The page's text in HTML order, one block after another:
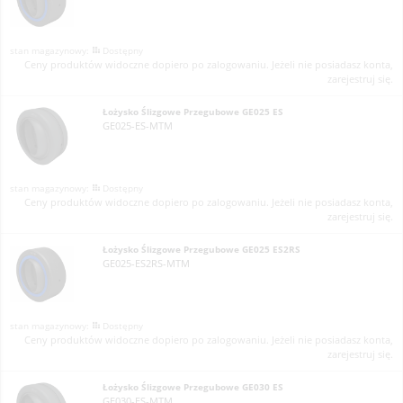
Ceny produktów widoczne dopiero po zalogowaniu. Jeżeli nie posiadasz konta,
zarejestruj się.
Łożysko Ślizgowe Przegubowe GE025 ES
GE025-ES-MTM
Ceny produktów widoczne dopiero po zalogowaniu. Jeżeli nie posiadasz konta,
zarejestruj się.
Łożysko Ślizgowe Przegubowe GE025 ES2RS
GE025-ES2RS-MTM
Ceny produktów widoczne dopiero po zalogowaniu. Jeżeli nie posiadasz konta,
zarejestruj się.
Łożysko Ślizgowe Przegubowe GE030 ES